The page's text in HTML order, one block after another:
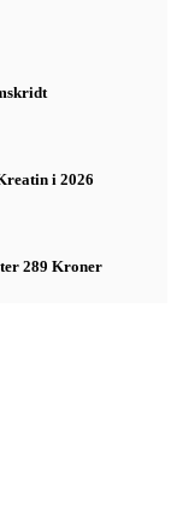
i 2026
289 Kroner